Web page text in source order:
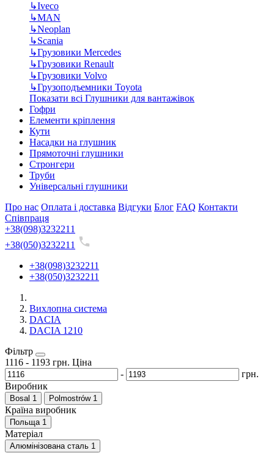
↳Iveco
↳MAN
↳Neoplan
↳Scania
↳Грузовики Mercedes
↳Грузовики Renault
↳Грузовики Volvo
↳Грузоподъемники Toyota
Показати всі Глушники для вантажівок
Гофри
Елементи кріплення
Кути
Насадки на глушник
Прямоточні глушники
Стронгери
Труби
Універсальні глушники
Про нас Оплата і доставка Відгуки Блог FAQ Контакти
Співпраця
+38(098)3232211
+38(050)3232211
+38(098)3232211
+38(050)3232211
Вихлопна система
DACIA
DACIA 1210
Фільтр
1116 - 1193 грн. Ціна
-
грн.
Виробник
Bosal 1 Polmostrów 1
Країна виробник
Польща 1
Матеріал
Алюмінізована сталь 1